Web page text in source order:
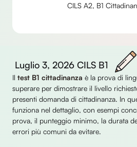
CILS A2, B1
Luglio 3, 2026 CILS B1
Il test B1 cittadinanza è la prova di
superare per dimostrare il livello
presenti domanda di cittadinanza. In
funziona nel dettaglio, con esempi
prova, il punteggio minimo, la durata
errori più comuni da evitare.